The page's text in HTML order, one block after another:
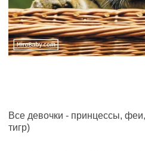
Все девочки - принцессы,
тигр)